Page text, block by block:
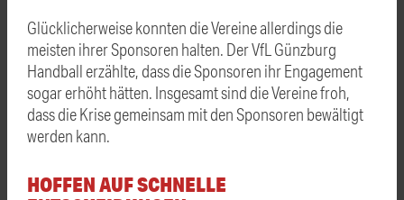
Glücklicherweise konnten die Vereine allerdings die
meisten ihrer Sponsoren halten. Der VfL Günzburg
Handball erzählte, dass die Sponsoren ihr Engagement
sogar erhöht hätten. Insgesamt sind die Vereine froh,
dass die Krise gemeinsam mit den Sponsoren bewältigt
werden kann.
HOFFEN AUF SCHNELLE